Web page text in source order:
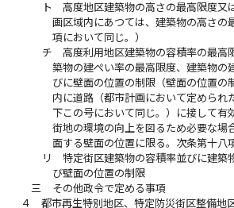
ト
高度地区建築物の高さの最高限度又
画区域内にあつては、建築物の高さの
項において同じ。）
チ
高度利用地区建築物の容積率の最高
築物の建ぺい率の最高限度、建築物の
びに壁面の位置の制限（壁面の位置の
内に道路（都市計画において定められ
下この号において同じ。）に接して有
街地の環境の向上を図るため必要な場
面する壁面の位置に限る。次条第十八
リ
特定街区建築物の容積率並びに建築
び壁面の位置の制限
三
その他政令で定める事項
４
都市再生特別地区、特定防災街区整備地